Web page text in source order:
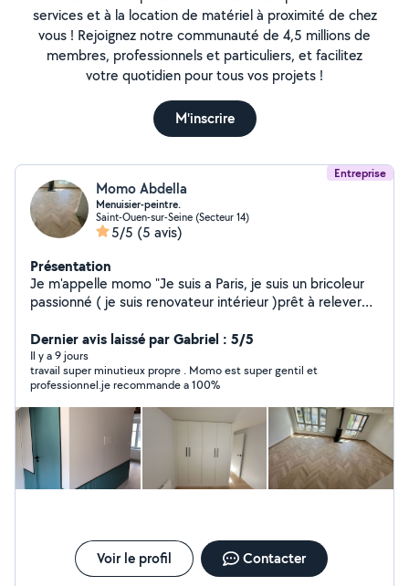
services et à la location de matériel à proximité de chez
vous ! Rejoignez notre communauté de 4,5 millions de
membres, professionnels et particuliers, et facilitez
votre quotidien pour tous vos projets !
M'inscrire
Entreprise
Momo Abdella
Menuisier-peintre.
Saint-Ouen-sur-Seine (Secteur 14)
5/5 (5 avis)
Présentation
Je m'appelle momo "Je suis a Paris, je suis un bricoleur
passionné ( je suis renovateur intérieur )prêt à relever
nstallations , je suis à votre service avec sérieux et
efficacité. Faites-moi confiance pour transformer vos
idées en réalité et résoudre vos petits problèmes avec
soin et attention !"
Dernier avis laissé par Gabriel : 5/5
Il y a 9 jours
travail super minutieux propre . Momo est super gentil et
professionnel.je recommande a 100%
Voir le profil Contacter